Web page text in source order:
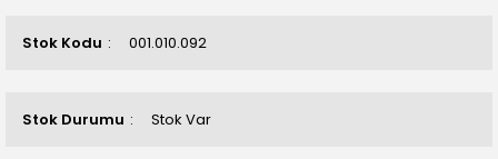
Stok Kodu 001.010.092
Stok Durumu Stok Var